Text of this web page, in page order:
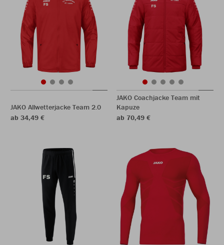
JAKO Allwetterjacke Team 2.0
ab 34,49 €
JAKO Coachjacke Team mit
Kapuze
ab 70,49 €